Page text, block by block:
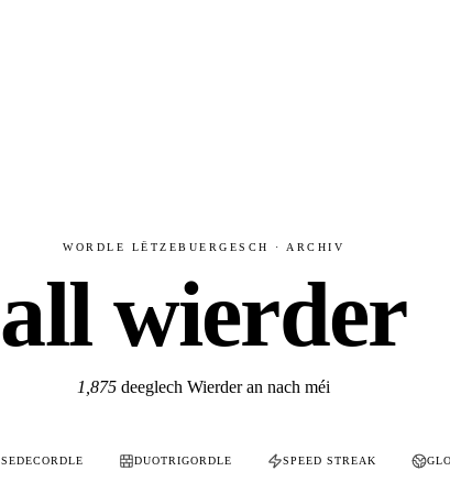
WORDLE LËTZEBUERGESCH · ARCHIV
all wierder
1,875 deeglech Wierder an nach méi
SEDECORDLE DUOTRIGORDLE SPEED STREAK